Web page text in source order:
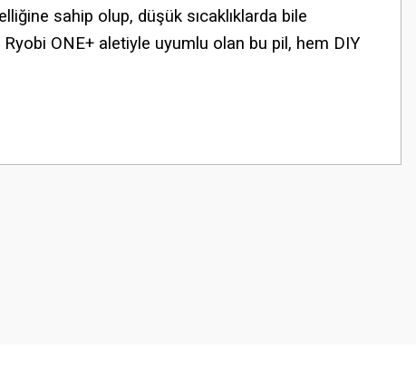
sahip olup, düşük sıcaklıklarda bile
Ryobi ONE+ aletiyle uyumlu olan bu pil, hem DIY